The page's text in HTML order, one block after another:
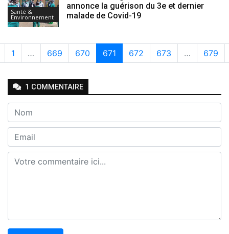
Santé &
Environnement
annonce la guérison du 3e et dernier
malade de Covid-19
1 … 669 670 671 672 673 … 679
1 COMMENTAIRE